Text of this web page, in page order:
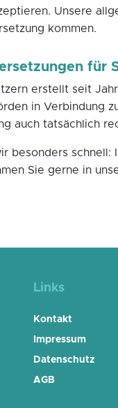
Unsere
kommen.
für
erstellt seit
in Verbindung
auch tatsächlich
besonders schnell:
Sie gerne in
Links
Kontakt
Impressum
Datenschutz
AGB